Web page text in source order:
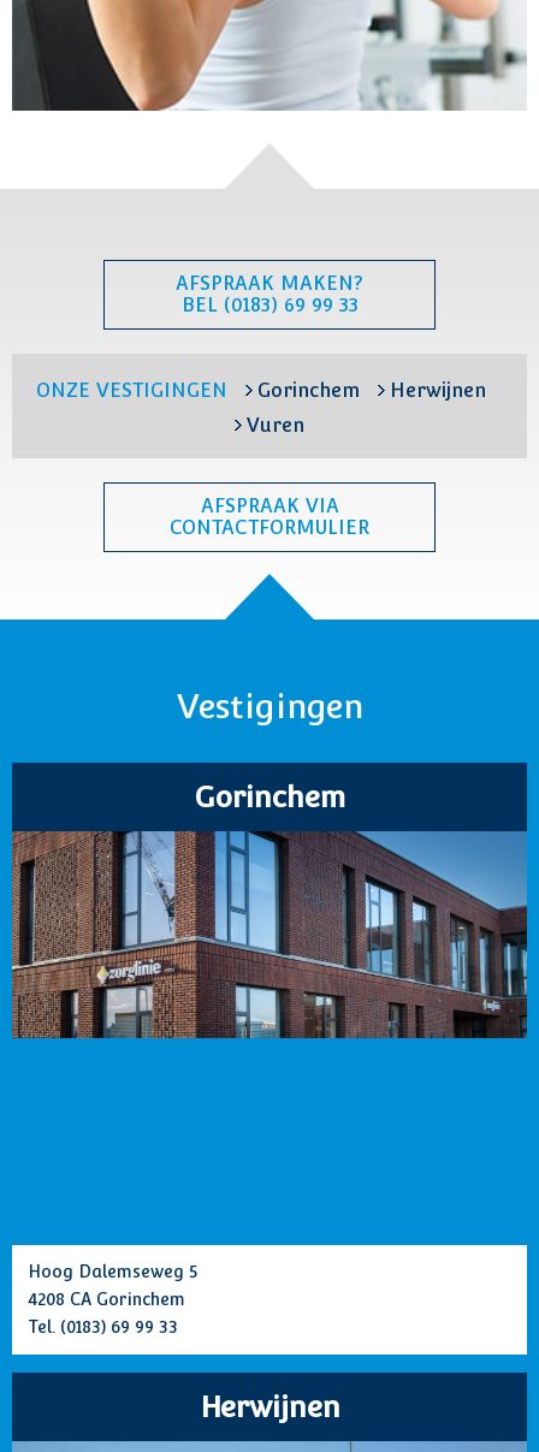
AFSPRAAK MAKEN?
BEL (0183) 69 99 33
ONZE VESTIGINGEN Gorinchem
Herwijnen
Vuren
AFSPRAAK VIA
CONTACTFORMULIER
Vestigingen
Gorinchem
Hoog Dalemseweg 5
4208 CA Gorinchem
Tel. (0183) 69 99 33
Herwijnen